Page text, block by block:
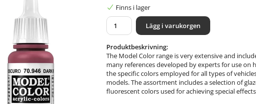
Finns i lager
Lägg i varukorgen
Produktbeskrivning:
The Model Color range is very extensive and
many references developed by experts for use on
the specific colors employed for all types of
models. The assortment includes a selection of
fluorescent colors used for achieving special